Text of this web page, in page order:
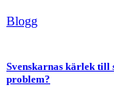
Blogg
Svenskarnas kärlek till
problem?